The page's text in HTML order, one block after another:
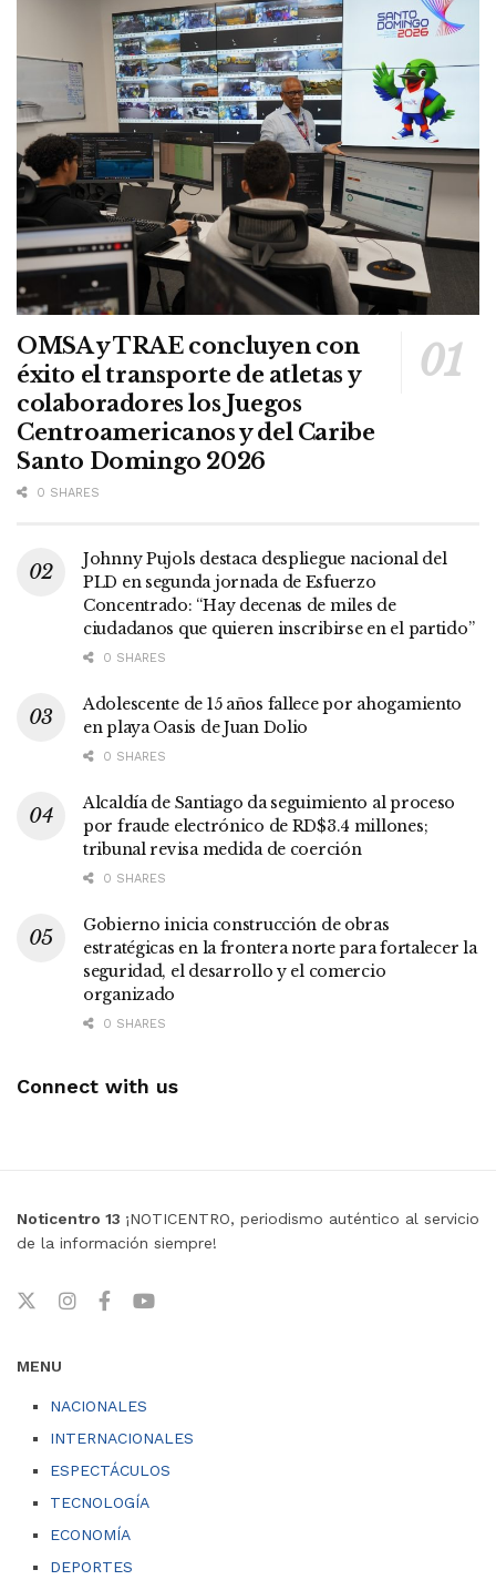
OMSA y TRAE concluyen con
éxito el transporte de atletas y
colaboradores los Juegos
Centroamericanos y del Caribe
Santo Domingo 2026
0 SHARES
Johnny Pujols destaca despliegue nacional del
PLD en segunda jornada de Esfuerzo
Concentrado: “Hay decenas de miles de
ciudadanos que quieren inscribirse en el partido”
0 SHARES
Adolescente de 15 años fallece por ahogamiento
en playa Oasis de Juan Dolio
0 SHARES
Alcaldía de Santiago da seguimiento al proceso
por fraude electrónico de RD$3.4 millones;
tribunal revisa medida de coerción
0 SHARES
Gobierno inicia construcción de obras
estratégicas en la frontera norte para fortalecer la
seguridad, el desarrollo y el comercio
organizado
0 SHARES
Connect with us
Noticentro 13 ¡NOTICENTRO, periodismo auténtico al servicio
de la información siempre!
MENU
NACIONALES
INTERNACIONALES
ESPECTÁCULOS
TECNOLOGÍA
ECONOMÍA
DEPORTES